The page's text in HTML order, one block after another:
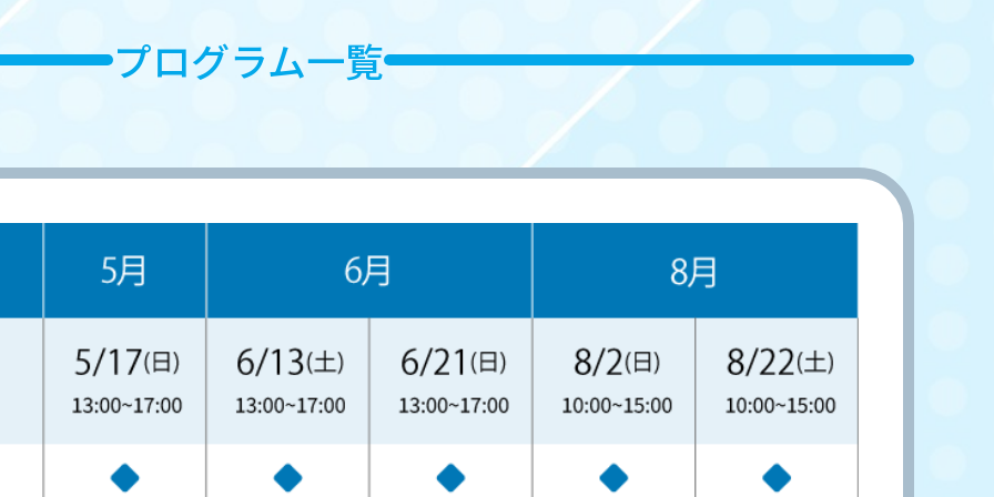
プログラム一覧